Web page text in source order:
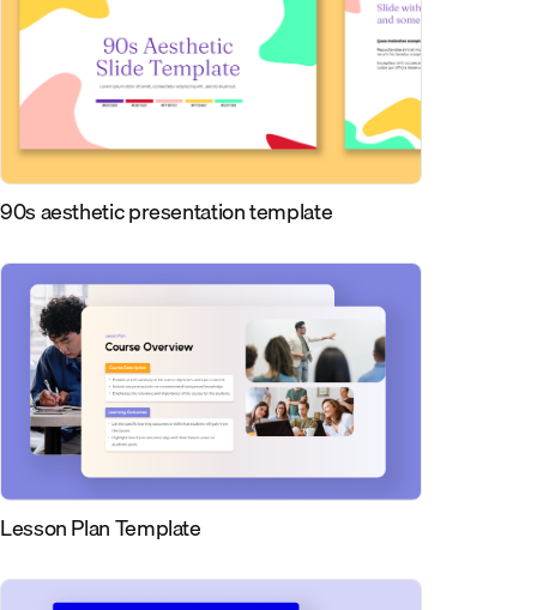
90s aesthetic presentation template
Lesson Plan Template